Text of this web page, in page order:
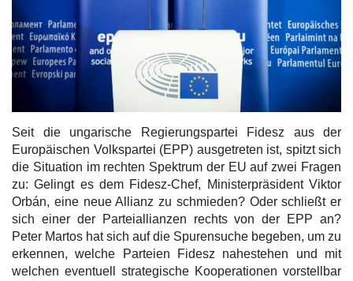
Kultur
Geschichte
Gesundheit
Wirtschaft
Kunst
Sport
Presse
Seit die ungarische Regierungspartei Fidesz aus der
Europäischen Volkspartei (EPP) ausgetreten ist, spitzt sich
die Situation im rechten Spektrum der EU auf zwei Fragen
zu: Gelingt es dem Fidesz-Chef, Ministerpräsident Viktor
Orbán, eine neue Allianz zu schmieden? Oder schließt er
sich einer der Parteiallianzen rechts von der EPP an?
Peter Martos hat sich auf die Spurensuche begeben, um zu
erkennen, welche Parteien Fidesz nahestehen und mit
welchen eventuell strategische Kooperationen vorstellbar